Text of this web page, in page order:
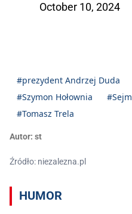
October 10, 2024
#prezydent Andrzej Duda
#Szymon Hołownia
#Sejm
#Tomasz Trela
Autor: st
Źródło: niezalezna.pl
HUMOR